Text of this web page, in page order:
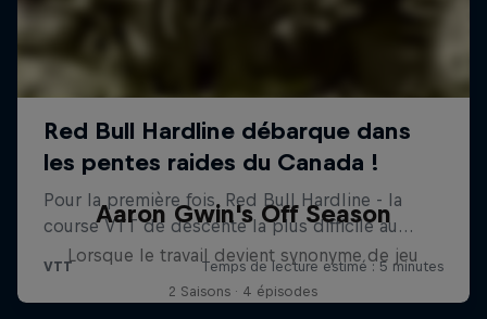
Aaron Gwin's Off Season
Lorsque le travail devient synonyme de jeu
2 Saisons · 4 épisodes